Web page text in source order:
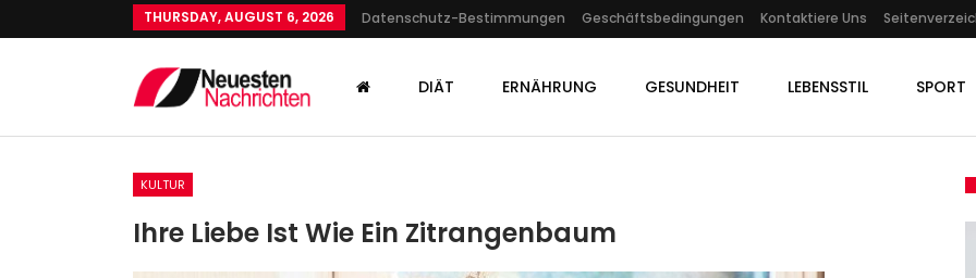
THURSDAY, AUGUST 6, 2026 Datenschutz-Bestimmungen Geschäftsbedingungen Kontaktiere Uns
DIÄT ERNÄHRUNG GESUNDHEIT LEBENSSTIL SPORT
KULTUR
Ihre Liebe Ist Wie Ein Zitrangenbaum